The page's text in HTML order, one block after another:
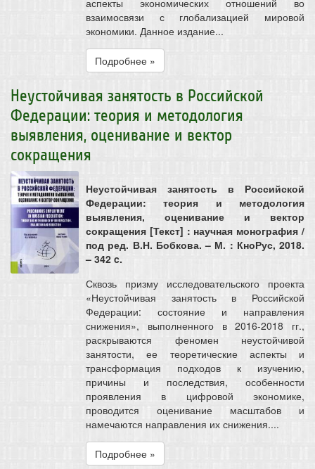
аспекты экономических отношений во
взаимосвязи с глобализацией мировой
экономики. Данное издание...
Подробнее »
Неустойчивая занятость в Российской
Федерации: теория и методология
выявления, оценивание и вектор
сокращения
Неустойчивая занятость в Российской
Федерации: теория и методология
выявления, оценивание и вектор
сокращения [Текст] : научная монография /
под ред. В.Н. Бобкова. – М. : КноРус, 2018.
– 342 c.
Сквозь призму исследовательского проекта
«Неустойчивая занятость в Российской
Федерации: состояние и направления
снижения», выполненного в 2016-2018 гг.,
раскрываются феномен неустойчивой
занятости, ее теоретические аспекты и
трансформация подходов к изучению,
причины и последствия, особенности
проявления в цифровой экономике,
проводится оценивание масштабов и
намечаются направления их снижения....
Подробнее »